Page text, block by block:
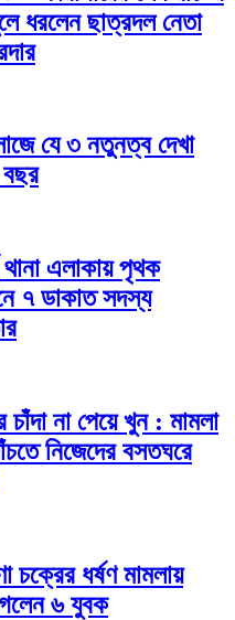
ধরলেন ছাত্রদল নেতা
যে ৩ নতুনত্ব দেখা
বছর
থানা এলাকায় পৃথক
৭ ডাকাত সদস্য
চাঁদা না পেয়ে খুন : মামলা
নিজেদের বসতঘরে
চক্রের ধর্ষণ মামলায়
৬ যুবক